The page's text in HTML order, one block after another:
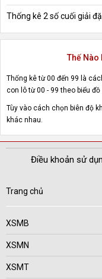
Thống kê 2 số cuối giải
Thế Nào
Thống kê từ 00 đến 99 là
con lô từ 00 - 99 theo biểu
Tùy vào cách chọn biên độ
khác nhau.
Điều khoản sử
Trang chủ
XSMB
XSMN
XSMT